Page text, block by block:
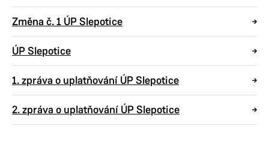
Město
Změna č. 1 ÚP Slepotice
ÚP Slepotice
1. zpráva o uplatňování ÚP Slepotice
2. zpráva o uplatňování ÚP Slepotice